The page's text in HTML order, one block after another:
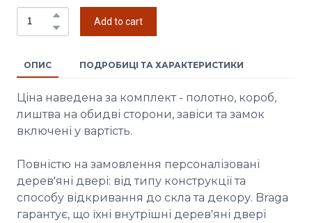
Add to cart
ОПИС ПОДРОБИЦІ ТА ХАРАКТЕРИСТИКИ
Ціна наведена за комплект - полотно, короб,
лиштва на обидві сторони, завіси та замок
включені у вартість.
Повністю на замовлення персоналізовані
дерев'яні двері: від типу конструкції та
способу відкривання до скла та декору. Braga
гарантує, що їхні внутрішні дерев'яні двері